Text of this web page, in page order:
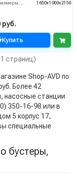
Габаритные размеры, мм
1650x1900x2150
руб.
Купить
страниц)
Shop-AVD по
Более 42
насосные станции
350-16-98 или в
5 корпус 17,
специальные
бустеры,